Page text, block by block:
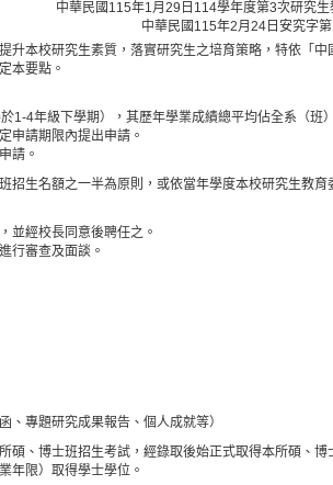
中華民國115年1月29日114學年度第3次研究
中華民國115年2月24日安究字
升本校研究生素質，落實研究生之培育策略，特依「中
本要點。
1-4年級下學期），其歷年學業成績總平均佔全系（班
申請期限內提出申請。
請。
招生名額之一半為原則，或依當年學度本校研究生教育
並經校長同意後聘任之。
行審查及面談。
、專題研究成果報告、個人成就等）
碩、博士班招生考試，經錄取後始正式取得本所碩、博
年限）取得學士學位。